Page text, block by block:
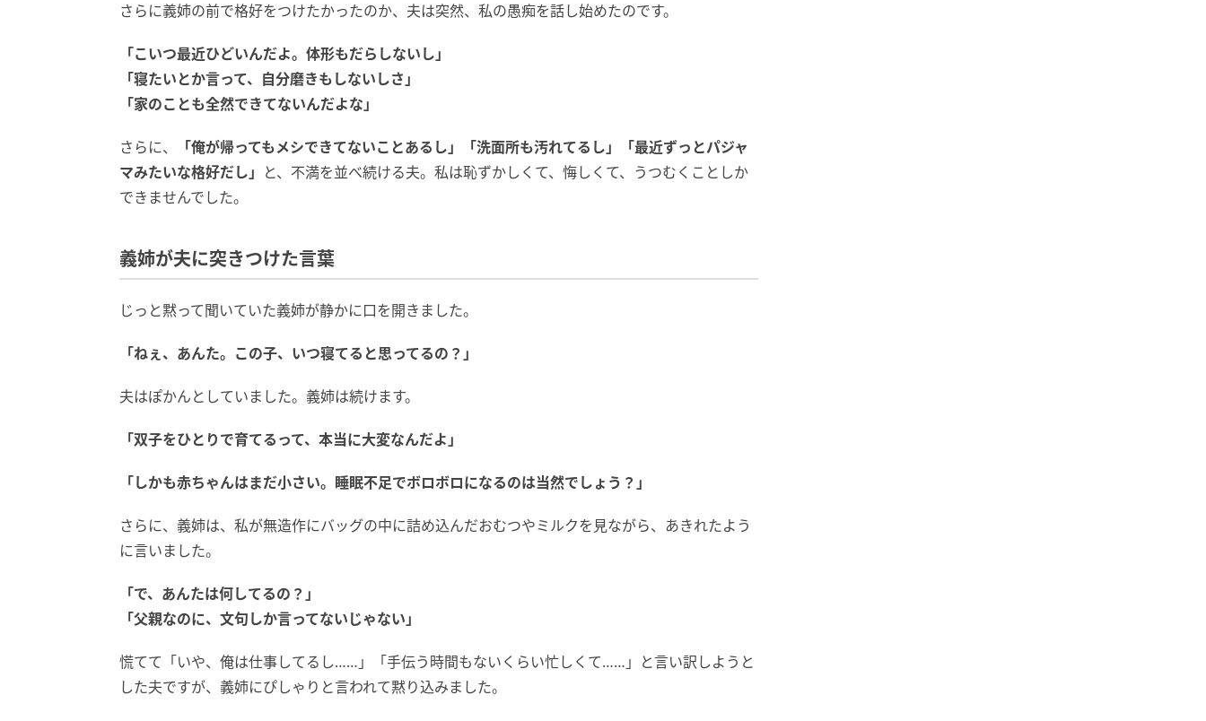
さらに義姉の前で格好をつけたかったのか、夫は突然、私の愚痴を話し始めたのです。
「こいつ最近ひどいんだよ。体形もだらしないし」
「寝たいとか言って、自分磨きもしないしさ」
「家のことも全然できてないんだよな」
さらに、
「俺が帰ってもメシできてないことあるし」「洗面所も汚れてるし」「最近ずっとパジャ
マみたいな格好だし」 と、不満を並べ続ける夫。私は恥ずかしくて、悔しくて、うつむくことしか
できませんでした。
義姉が夫に突きつけた言葉
じっと黙って聞いていた義姉が静かに口を開きました。
「ねぇ、あんた。この子、いつ寝てると思ってるの？」
夫はぽかんとしていました。義姉は続けます。
「双子をひとりで育てるって、本当に大変なんだよ」
「しかも赤ちゃんはまだ小さい。睡眠不足でボロボロになるのは当然でしょう？」
さらに、義姉は、私が無造作にバッグの中に詰め込んだおむつやミルクを見ながら、あきれたよう
に言いました。
「で、あんたは何してるの？」
「父親なのに、文句しか言ってないじゃない」
慌てて「いや、俺は仕事してるし……」「手伝う時間もないくらい忙しくて……」と言い訳しようと
した夫ですが、義姉にぴしゃりと言われて黙り込みました。